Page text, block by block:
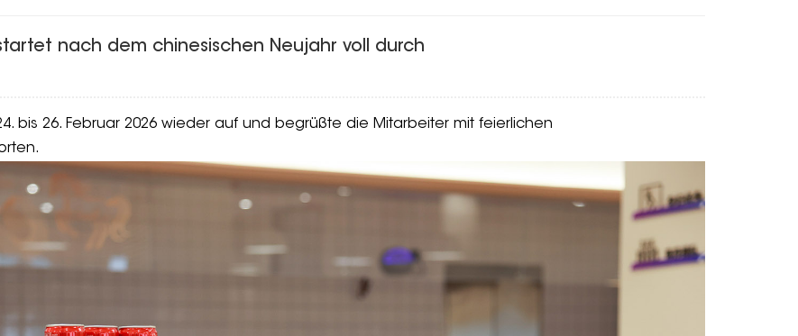
nach dem chinesischen Neujahr voll durch
bis 26. Februar 2026 wieder auf und begrüßte die Mitarbeiter mit feierlichen